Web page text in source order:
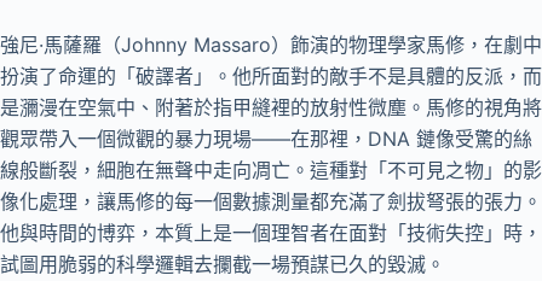
強尼·馬薩羅（Johnny Massaro）飾演的物理學家馬修，在劇中
扮演了命運的「破譯者」。他所面對的敵手不是具體的反派，而
是瀰漫在空氣中、附著於指甲縫裡的放射性微塵。馬修的視角將
觀眾帶入一個微觀的暴力現場——在那裡，DNA 鏈像受驚的絲
線般斷裂，細胞在無聲中走向凋亡。這種對「不可見之物」的影
像化處理，讓馬修的每一個數據測量都充滿了劍拔弩張的張力。
他與時間的博弈，本質上是一個理智者在面對「技術失控」時，
試圖用脆弱的科學邏輯去攔截一場預謀已久的毀滅。